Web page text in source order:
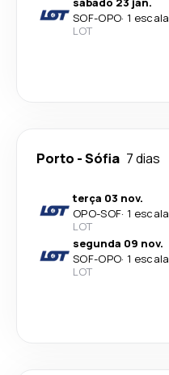
SOF-OPO· 1 escala
LOT
Porto -Sófia 7 dias
terça 03 nov.
OPO-SOF· 1 escala
LOT
segunda 09 nov.
SOF-OPO· 1 escala
LOT